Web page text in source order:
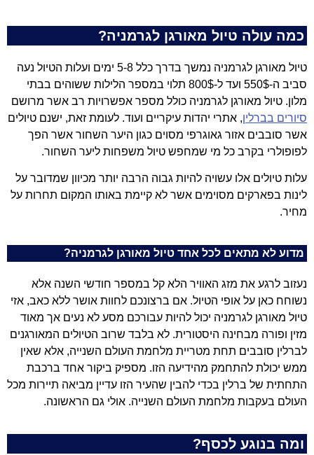
כמה עולה טיול מאורגן לגרמניה?
טיול מאורגן לגרמניה נמשך בדרך כלל 5-8 ימים ועלות הטיול נעה
סביב ה-550$ ועד ל-800$ תלוי במספר הלילות ששוהים בבתי
מלון. טיול מאורגן לגרמניה כולל מספר אפשרויות רב אשר מרושם
סיורים בברלין, אתרי יהדות עיקריים ועוד. לעומת זאת, ישנם טיולים
אשר סובבים אזור גאוגרפי מסוים כגון היער השחור אשר הפך
לפופולרי בקרב כל מי שמחפש טיול משפחות ליער השחור.
עלות טיולים אלו עשויה להיות גבוה הרבה יותר מכיוון שמדובר על
לינות בפארקים מסוימים אשר לא קיימת באותו המקום תחרות על
מחיר.
מדוע לא מתאים לכל אחד טיול מאורגן לגרמניה?
נעזוב לרגע את מזג האוויר הלא קל במספר חודשי השנה אלא
נשוחח כאן על אופי הטיול. אם ברצונכם לחוות אושר ללא כאב, אזי
טיול מאורגן לגרמניה יכול להיות עבורכם מסע לא נעים אך מאוד
מזין ופורה מבחינה היסטורית. לא בלבד שרוב הטיולים המאורגנים
לברלין סובבים תחת מטריית מלחמת העולם השנייה, אלא שאין
ממש יכולת להתחמק מהידיעה הזו. מספיק ביקור אחד ברכבת
התחתית של ברלין בכדי להבין שהעיר הזו עדיין מביאה תיירות מכל
העולם בעקבות מלחמת העולם השנייה. אולי גם הראשונה.
ומה בנוגע לכסף?